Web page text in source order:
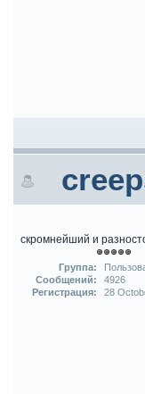
скромнейший и
Группа:
Сообщений:
4926
Регистрация:
28